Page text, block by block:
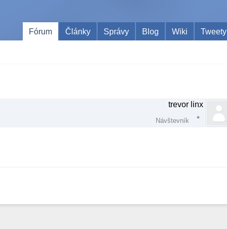
Fórum
Články Správy Blog Wiki Tweety
trevor linx
Návštevník